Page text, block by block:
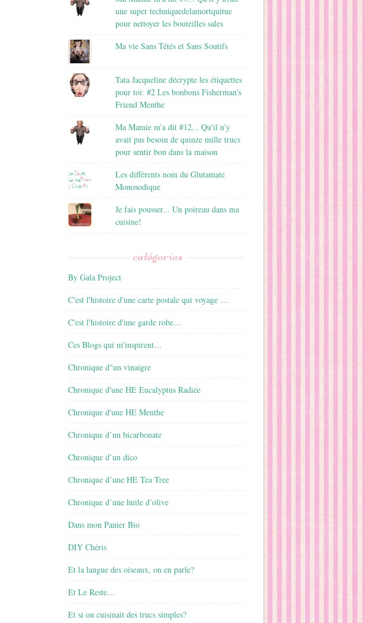
une super techniquedelamortquitue
pour nettoyer les bouteilles sales
Ma vie Sans Tétés et Sans Soutifs
Tata Jacqueline décrypte les étiquettes
pour toi: #2 Les bonbons Fisherman's
Friend Menthe
Ma Mamie m'a dit #12... Qu'il n'y
avait pas besoin de quinze mille trucs
pour sentir bon dans la maison
Les différents nom du Glutamate
Monosodique
Je fais pousser... Un poireau dans ma
cuisine!
catégories
By Gala Project
C'est l'histoire d'une carte postale qui voyage …
C'est l'histoire d'une garde robe…
Ces Blogs qui m'inspirent…
Chronique d"un vinaigre
Chronique d'une HE Eucalyptus Radiée
Chronique d'une HE Menthe
Chronique d’un bicarbonate
Chronique d’un dico
Chronique d’une HE Tea Tree
Chronique d’une huile d’olive
Dans mon Panier Bio
DIY Chéris
Et la langue des oiseaux, on en parle?
Et Le Reste…
Et si on cuisinait des trucs simples?